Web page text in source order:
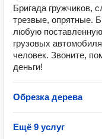
Бригада гружчиков,
трезвые, опрятные.
любую
грузовых
человек. Звоните,
деньги!
Обрезка дерева
Ещё 9 услуг